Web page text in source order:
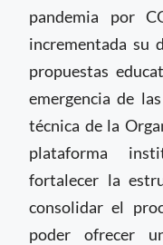
pandemia por
incrementada su
propuestas
emergencia de
técnica de la
plataforma
fortalecer la
consolidar el
poder ofrecer